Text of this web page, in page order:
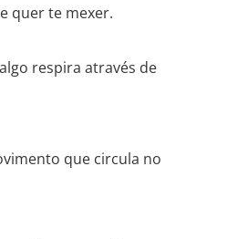
quer te mexer.
respira através de
que circula no